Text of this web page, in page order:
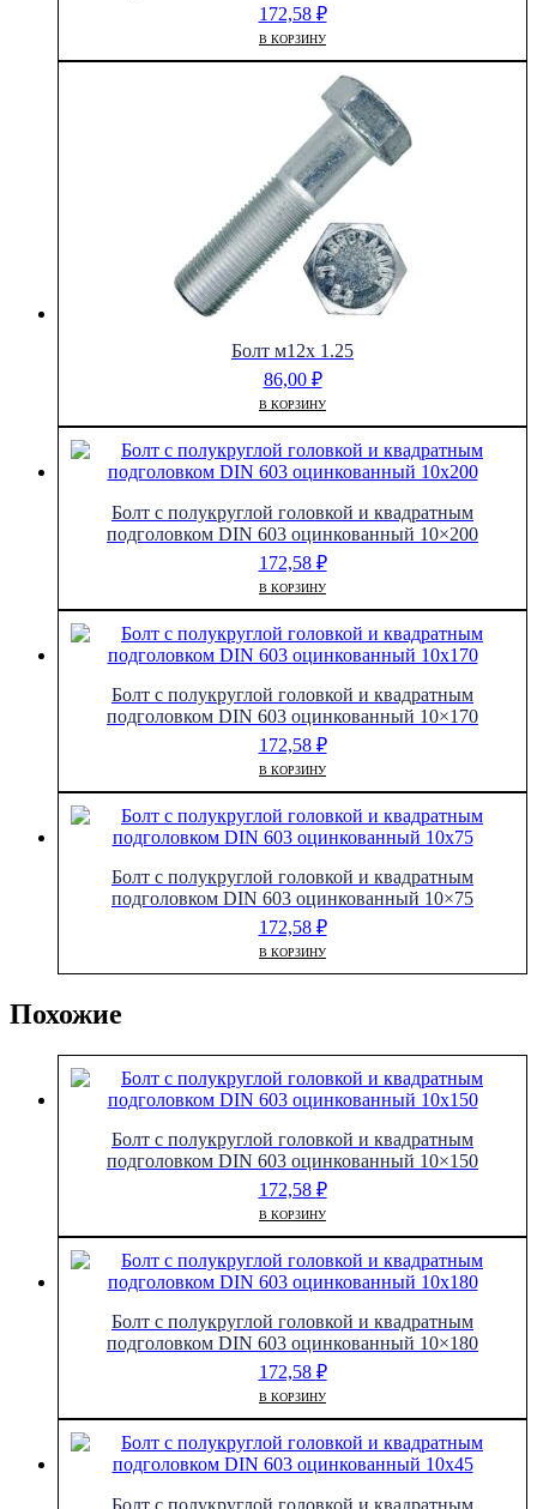
172,58 ₽
В КОРЗИНУ
Болт м12х 1.25
86,00 ₽
В КОРЗИНУ
Болт с полукруглой головкой и квадратным
подголовком DIN 603 оцинкованный 10×200
172,58 ₽
В КОРЗИНУ
Болт с полукруглой головкой и квадратным
подголовком DIN 603 оцинкованный 10×170
172,58 ₽
В КОРЗИНУ
Болт с полукруглой головкой и квадратным
подголовком DIN 603 оцинкованный 10×75
172,58 ₽
В КОРЗИНУ
Похожие
Болт с полукруглой головкой и квадратным
подголовком DIN 603 оцинкованный 10×150
172,58 ₽
В КОРЗИНУ
Болт с полукруглой головкой и квадратным
подголовком DIN 603 оцинкованный 10×180
172,58 ₽
В КОРЗИНУ
Болт с полукруглой головкой и квадратным